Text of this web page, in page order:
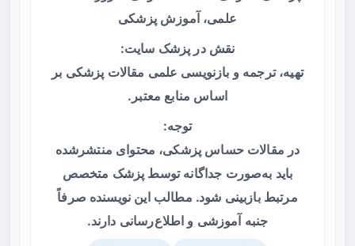
علمی، آموزش پزشکی
نقش در پزشک سایت:
تهیه، ترجمه و بازنویسی علمی مقالات پزشکی بر
اساس منابع معتبر.
توجه:
در مقالات حساس پزشکی، محتوای منتشرشده
باید به‌صورت جداگانه توسط پزشک متخصص
مرتبط بازبینی شود. مطالب این نویسنده صرفاً
جنبه آموزشی و اطلاع‌رسانی دارند.